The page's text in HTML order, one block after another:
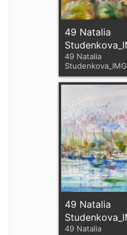
49 Natalia
49 Natalia
49 Natalia
49 Natalia